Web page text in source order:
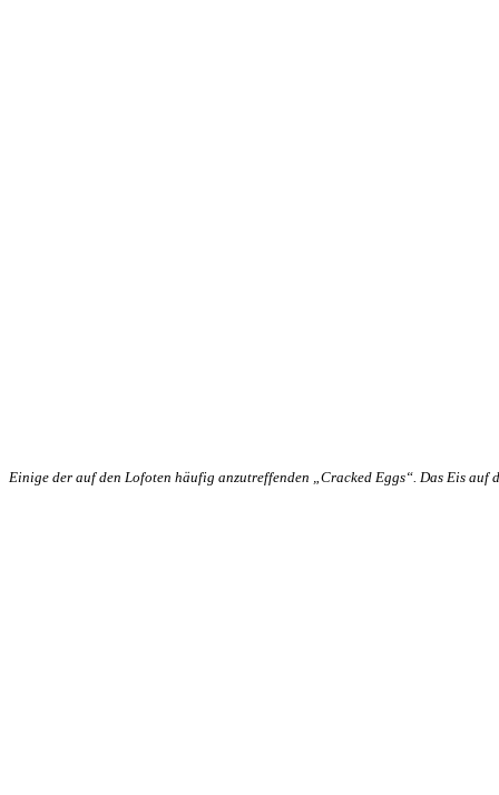
Einige der auf den Lofoten häufig anzutreffenden „Cracked Eggs“. Das Eis